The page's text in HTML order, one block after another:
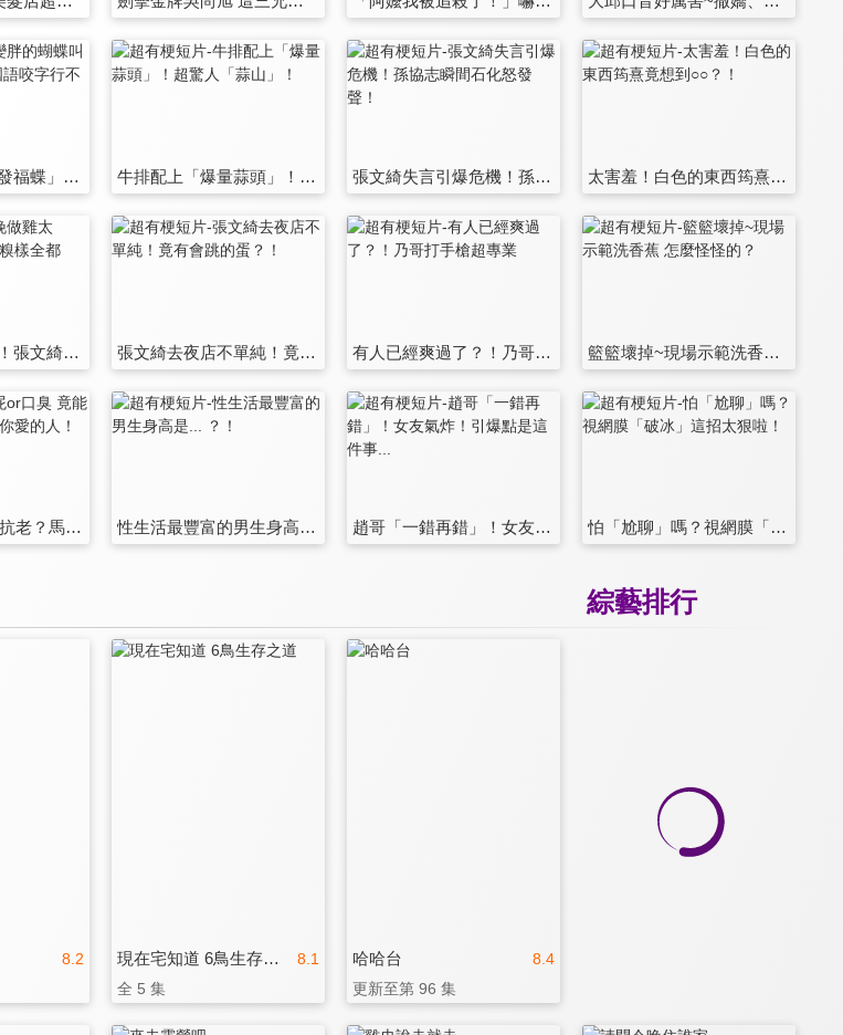
「變胖的蝴蝶叫發福蝶」 陳隨意國語咬字行不行？！ 牛排配上「爆量蒜頭」！超驚人「蒜山」！ 張文綺失言引爆危機！孫協志瞬間石化怒發聲！ 太害羞！白色的東西筠熹竟想到○○？！
昨晚做雞太累？！張文綺睡著糗樣全都露！ 張文綺去夜店不單純！竟有會跳的蛋？！ 有人已經爽過了？！乃哥打手槍超專業 籃籃壞掉~現場示範洗香蕉 怎麼怪怪的？
臭屁or口臭 竟能抗老？馬上分享給你愛的人！ 性生活最豐富的男生身高是... ？！ 趙哥「一錯再錯」！女友氣炸！引爆點是這件事... 怕「尬聊」嗎？視網膜「破冰」這招太狠啦！
綜藝排行
8.2 8.1
現在宅知道 6鳥生存之道
全 5 集
8.4
哈哈台
更新至第 96 集